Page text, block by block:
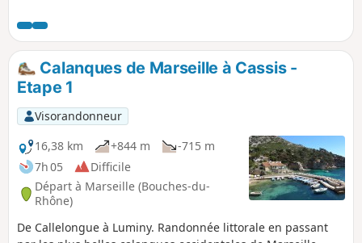
cours ou en fin de randonnée. Vous êtes
dans le Parc National des Calanques qui est
soumis à une réglementation spécifique.. En
cas de non respect de celle-ci vous vous
exposez à une amende pouvant aller jusqu'à
1500 €.
Calanques de Marseille à Cassis -
Etape 1
Visorandonneur
16,38 km
+844 m
-715 m
7h 05
Difficile
Départ à Marseille (Bouches-du-
Rhône)
De Callelongue à Luminy. Randonnée littorale en passant